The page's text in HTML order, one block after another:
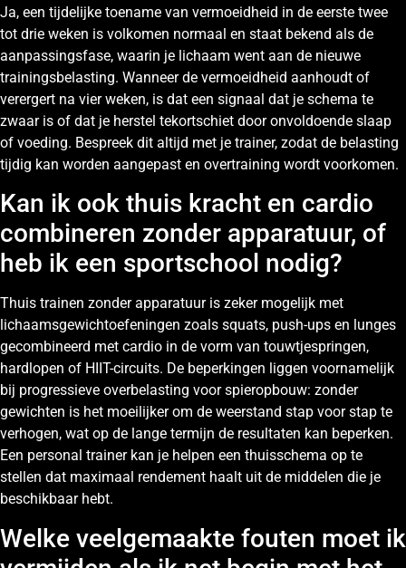
Ja, een tijdelijke toename van vermoeidheid in de eerste twee
tot drie weken is volkomen normaal en staat bekend als de
aanpassingsfase, waarin je lichaam went aan de nieuwe
trainingsbelasting. Wanneer de vermoeidheid aanhoudt of
verergert na vier weken, is dat een signaal dat je schema te
zwaar is of dat je herstel tekortschiet door onvoldoende slaap
of voeding. Bespreek dit altijd met je trainer, zodat de belasting
tijdig kan worden aangepast en overtraining wordt voorkomen.
Kan ik ook thuis kracht en cardio
combineren zonder apparatuur, of
heb ik een sportschool nodig?
Thuis trainen zonder apparatuur is zeker mogelijk met
lichaamsgewichtoefeningen zoals squats, push-ups en lunges
gecombineerd met cardio in de vorm van touwtjespringen,
hardlopen of HIIT-circuits. De beperkingen liggen voornamelijk
bij progressieve overbelasting voor spieropbouw: zonder
gewichten is het moeilijker om de weerstand stap voor stap te
verhogen, wat op de lange termijn de resultaten kan beperken.
Een personal trainer kan je helpen een thuisschema op te
stellen dat maximaal rendement haalt uit de middelen die je
beschikbaar hebt.
Welke veelgemaakte fouten moet ik